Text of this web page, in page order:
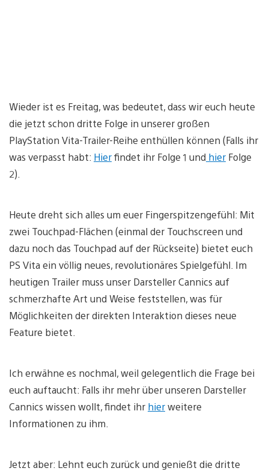
Wieder ist es Freitag, was bedeutet, dass wir euch heute
die jetzt schon dritte Folge in unserer großen
PlayStation Vita-Trailer-Reihe enthüllen können (Falls ihr
was verpasst habt: Hierfindet ihr Folge 1 und hier Folge
2).
Heute dreht sich alles um euer Fingerspitzengefühl: Mit
zwei Touchpad-Flächen (einmal der Touchscreen und
dazu noch das Touchpad auf der Rückseite) bietet euch
PS Vita ein völlig neues, revolutionäres Spielgefühl. Im
heutigen Trailer muss unser Darsteller Cannics auf
schmerzhafte Art und Weise feststellen, was für
Möglichkeiten der direkten Interaktion dieses neue
Feature bietet.
Ich erwähne es nochmal, weil gelegentlich die Frage bei
euch auftaucht: Falls ihr mehr über unseren Darsteller
Cannics wissen wollt, findet ihr hierweitere
Informationen zu ihm.
Jetzt aber: Lehnt euch zurück und genießt die dritte